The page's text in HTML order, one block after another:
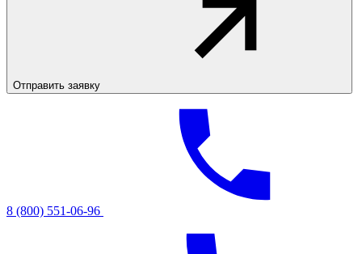
Отправить заявку
8 (800) 551-06-96